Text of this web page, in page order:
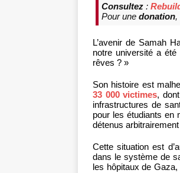
Consultez :
Pour une donation,
L’avenir de Samah
notre université a
rêves ? »
Son histoire est
33 000 victimes,
infrastructures de
pour les étudiants en
détenus
Cette situation est
dans le système de
les hôpitaux de